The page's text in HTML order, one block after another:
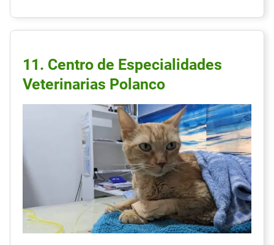
11. Centro de Especialidades
Veterinarias Polanco